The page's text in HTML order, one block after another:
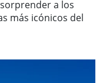
a los
más icónicos del